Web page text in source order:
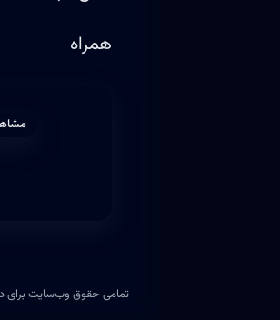
همراه
تمامی حقوق وب‌سایت